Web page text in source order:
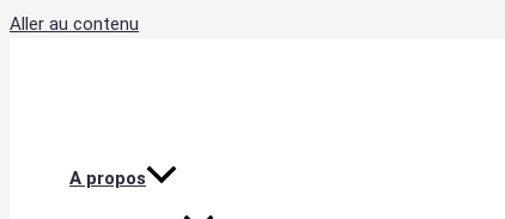
Aller au contenu
A propos